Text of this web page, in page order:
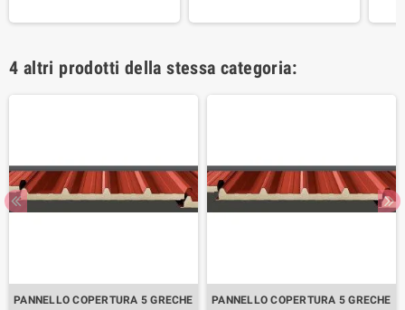
4 altri prodotti della stessa categoria:
PANNELLO COPERTURA 5 GRECHE
PANNELLO COPERTURA 5 GRECHE